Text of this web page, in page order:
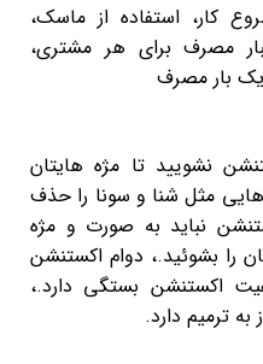
کار، استفاده از ماسک،
مصرف برای هر مشتری،
یک بار مصرف
نشویید تا مژه هایتان
مثل شنا و سونا را حذف
از اکستنشن نباید به صورت و مژه
را بشوئید.، دوام اکستنشن
اکستنشن بستگی دارد.،
ترمیم دارد.